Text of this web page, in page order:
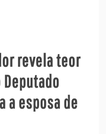
revela teor
a esposa de